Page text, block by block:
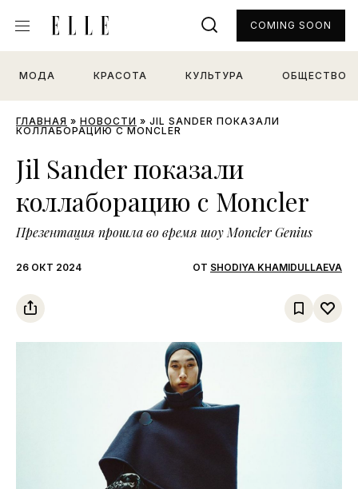
МОДА КРАСОТА КУЛЬТУРА ОБЩЕСТВО
COMING SOON
ГЛАВНАЯ » НОВОСТИ » JIL SANDER ПОКАЗАЛИ
КОЛЛАБОРАЦИЮ С MONCLER
Jil Sander показали
коллаборацию с Moncler
Презентация прошла во время шоу Moncler Genius
26 ОКТ 2024 ОТ SHODIYA KHAMIDULLAEVA